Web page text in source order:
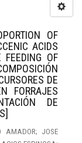
OF
ACIDS
FEEDING OF
DE
FORRAJES
DE
AMADOR; JOSE